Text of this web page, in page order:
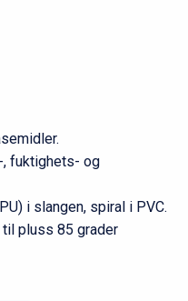
fuktighets- og
i slangen, spiral i PVC.
til pluss 85 grader